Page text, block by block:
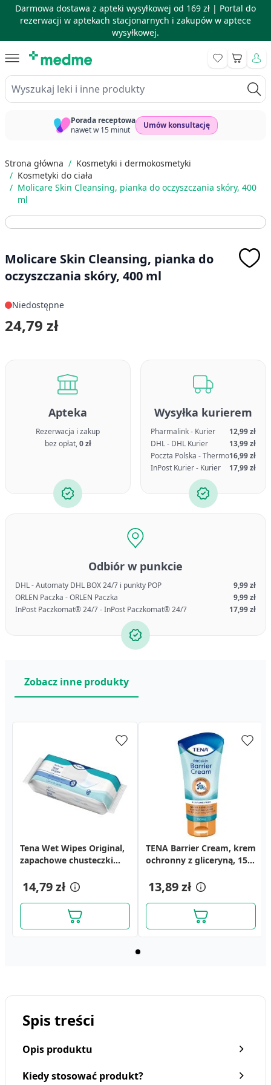
Darmowa dostawa z apteki wysyłkowej od 169 zł | Portal do
rezerwacji w aptekach stacjonarnych i zakupów w aptece
wysyłkowej.
Wyszukaj leki i inne produkty
Koszyk
Porada receptowa
nawet w 15 minut
Umów konsultację
Strona główna / Kosmetyki i dermokosmetyki
/ Kosmetyki do ciała
/ Molicare Skin Cleansing, pianka do oczyszczania skóry, 400
ml
Molicare Skin Cleansing, pianka do
oczyszczania skóry, 400 ml
Niedostępne
24,79 zł
Apteka
Rezerwacja i zakup
bez opłat,0 zł
Wysyłka kurierem
Pharmalink - Kurier
12,99 zł
DHL - DHL Kurier
13,99 zł
Poczta Polska - Thermo16,99 zł
InPost Kurier - Kurier
17,99 zł
Odbiór w punkcie
DHL - Automaty DHL BOX 24/7 i punkty POP
9,99 zł
ORLEN Paczka - ORLEN Paczka
9,99 zł
InPost Paczkomat® 24/7 - InPost Paczkomat® 24/7
17,99 zł
Zobacz inne produkty
Tena Wet Wipes Original,
zapachowe chusteczki
14,79 zł
TENA Barrier Cream, krem
ochronny z gliceryną, 150
13,89 zł
Spis treści
Opis produktu
Kiedy stosować produkt?